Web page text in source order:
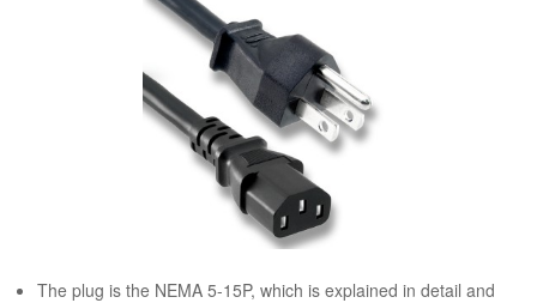
The plug is the NEMA 5-15P, which is explained in detail and